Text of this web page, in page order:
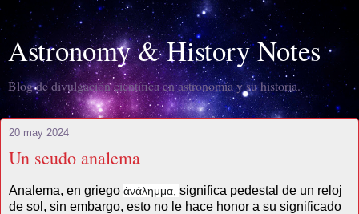
Astronomy & History Notes
Blog de divulgación científica en astronomía y su historia.
20 may 2024
Un seudo analema
Analema, en griego ἀνάλημμα, significa pedestal de un reloj
de sol, sin embargo, esto no le hace honor a su significado